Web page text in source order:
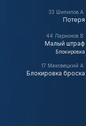
33 Шипилов А.
Потеря
44 Ларионов В.
Малый штраф
Блокировка
17 Маковецкий А.
Блокировка броска